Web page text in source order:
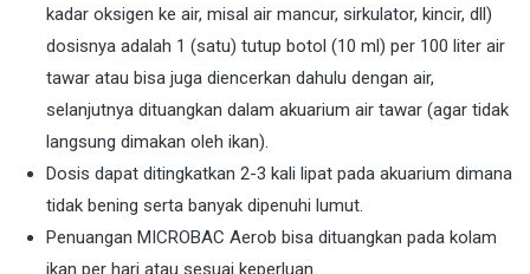
kadar oksigen ke air, misal air mancur, sirkulator, kincir, dll)
dosisnya adalah 1 (satu) tutup botol (10 ml) per 100 liter air
tawar atau bisa juga diencerkan dahulu dengan air,
selanjutnya dituangkan dalam akuarium air tawar (agar tidak
langsung dimakan oleh ikan).
Dosis dapat ditingkatkan 2-3 kali lipat pada akuarium dimana
tidak bening serta banyak dipenuhi lumut.
Penuangan MICROBAC Aerob bisa dituangkan pada kolam
ikan per hari atau sesuai keperluan.